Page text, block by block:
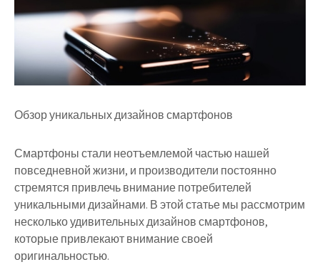
Обзор уникальных дизайнов смартфонов
Смартфоны стали неотъемлемой частью нашей
повседневной жизни, и производители постоянно
стремятся привлечь внимание потребителей
уникальными дизайнами. В этой статье мы рассмотрим
несколько удивительных дизайнов смартфонов,
которые привлекают внимание своей
оригинальностью.